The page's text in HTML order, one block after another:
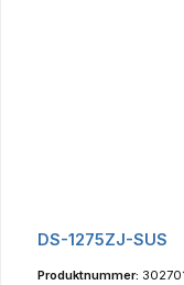
DS-1275ZJ-SUS
Produktnummer: